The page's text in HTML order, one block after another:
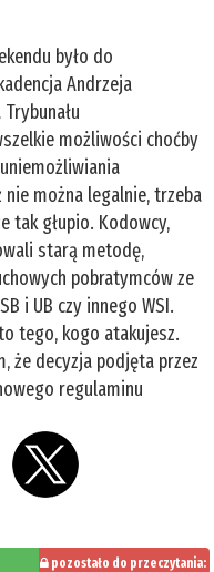
było do
Andrzeja
możliwości choćby
nie można legalnie, trzeba
tak głupio. Kodowcy,
starą metodę,
pobratymców ze
i UB czy innego WSI.
tego, kogo atakujesz.
że decyzja podjęta przez
regulaminu
pozostało do przeczytania: